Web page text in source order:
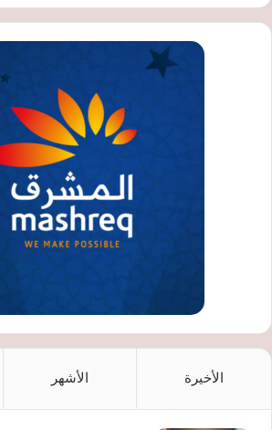
الأخيرة الأشهر